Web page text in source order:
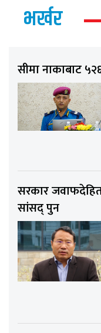
भर्खर
सीमा नाकाबाट
सरकार
सांसद् पुन